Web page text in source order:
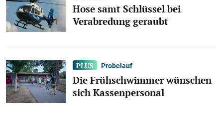
Hose samt Schlüssel bei
Verabredung geraubt
Probelauf
Die Frühschwimmer wünschen
sich Kassenpersonal